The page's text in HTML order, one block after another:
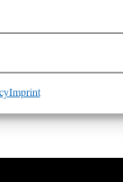
Imprint